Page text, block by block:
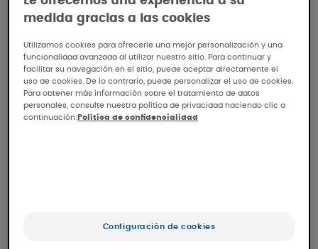
medida gracias a las cookies
Utilizamos cookies para ofrecerle una mejor personalización y una
funcionalidad avanzada al utilizar nuestro sitio. Para continuar y
facilitar su navegación en el sitio, puede aceptar directamente el
uso de cookies. De lo contrario, puede personalizar el uso de cookies.
Para obtener más información sobre el tratamiento de datos
personales, consulte nuestra política de privacidad haciendo clic a
continuación: Política de confidencialidad
Configuración de cookies